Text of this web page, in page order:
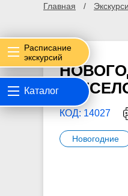
Главная
Расписание
экскурсий
Каталог
КОД: 14027
Новогодние